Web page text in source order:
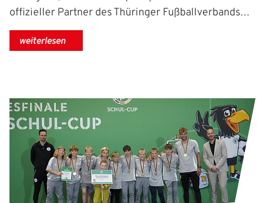
offizieller Partner des Thüringer Fußballverbands…
weiterlesen